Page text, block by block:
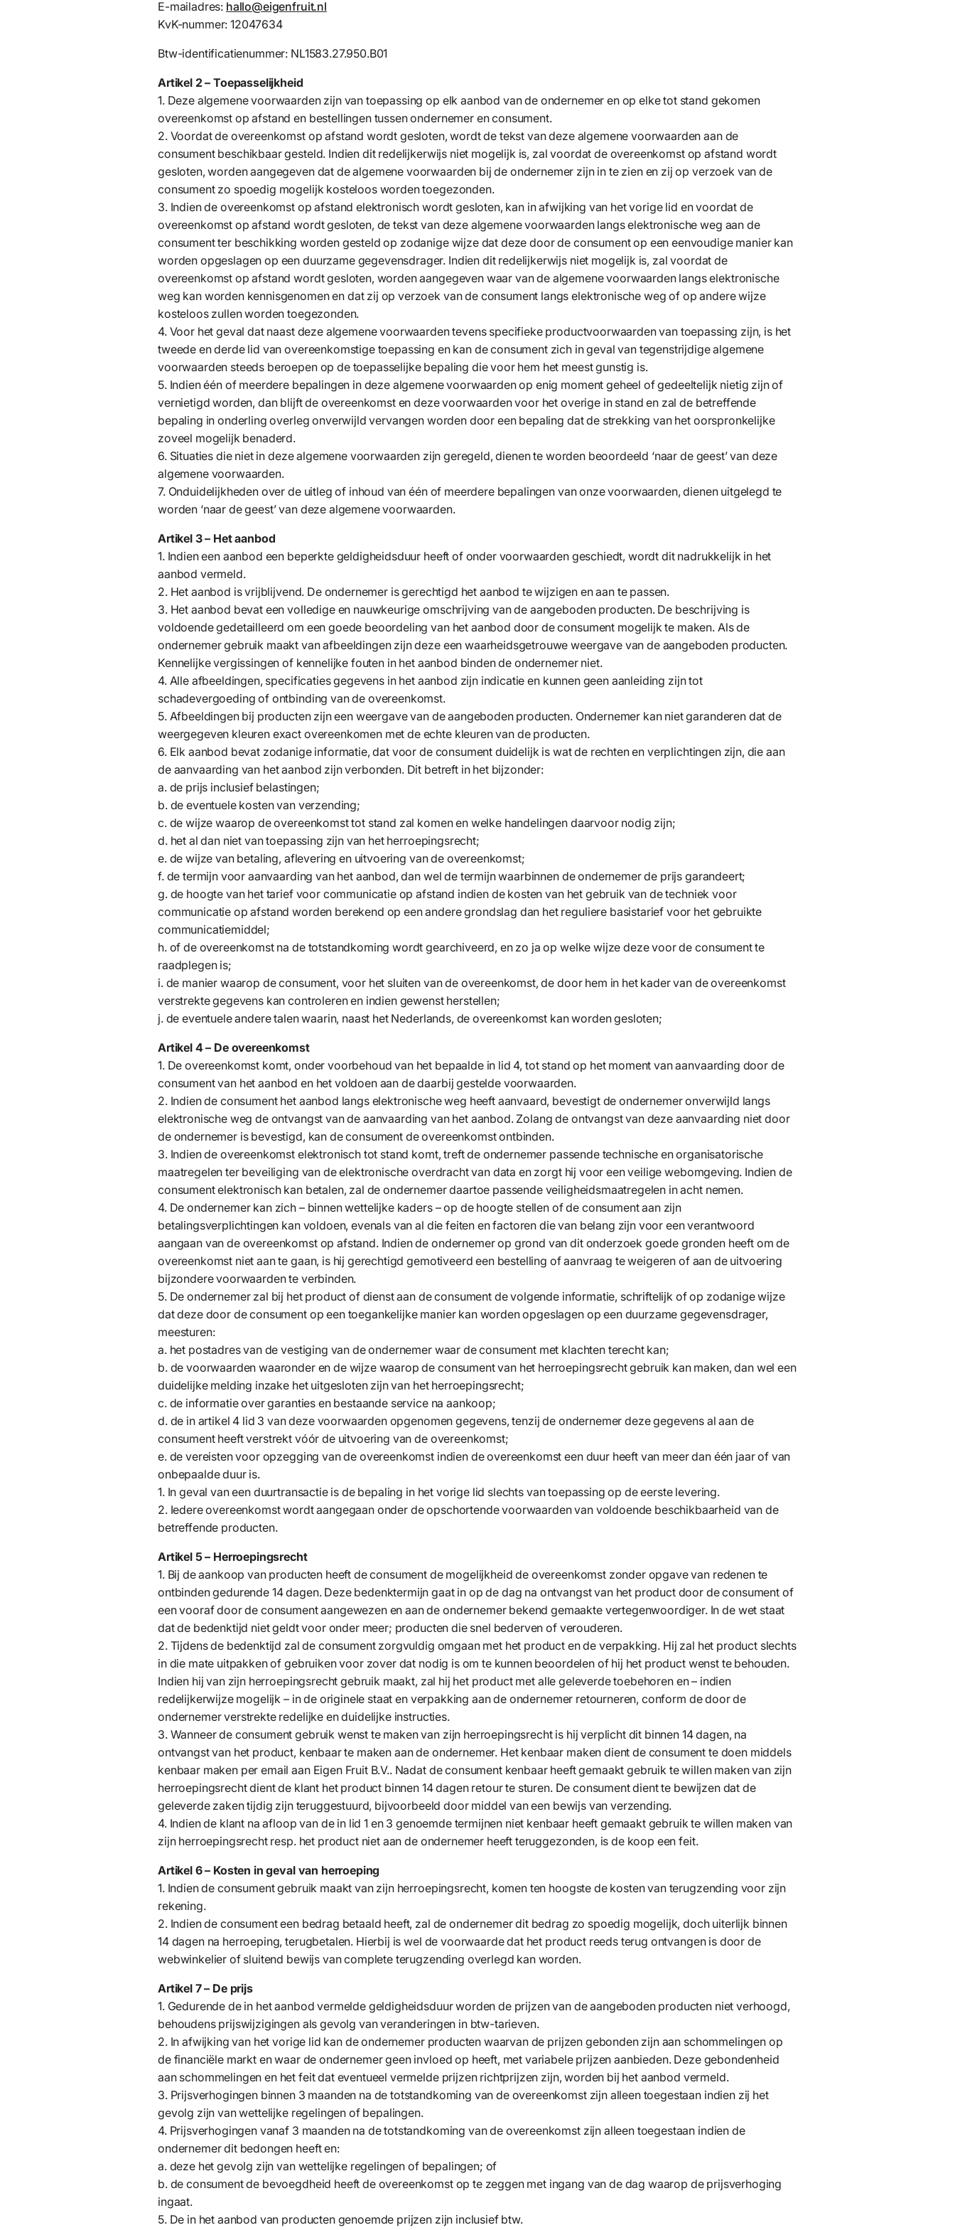
E-mailadres: hallo@eigenfruit.nl
KvK-nummer: 12047634
Btw-identificatienummer: NL1583.27.950.B01
Artikel 2 – Toepasselijkheid
1. Deze algemene voorwaarden zijn van toepassing op elk aanbod van de ondernemer en op elke tot stand gekomen
overeenkomst op afstand en bestellingen tussen ondernemer en consument.
2. Voordat de overeenkomst op afstand wordt gesloten, wordt de tekst van deze algemene voorwaarden aan de
consument beschikbaar gesteld. Indien dit redelijkerwijs niet mogelijk is, zal voordat de overeenkomst op afstand wordt
gesloten, worden aangegeven dat de algemene voorwaarden bij de ondernemer zijn in te zien en zij op verzoek van de
consument zo spoedig mogelijk kosteloos worden toegezonden.
3. Indien de overeenkomst op afstand elektronisch wordt gesloten, kan in afwijking van het vorige lid en voordat de
overeenkomst op afstand wordt gesloten, de tekst van deze algemene voorwaarden langs elektronische weg aan de
consument ter beschikking worden gesteld op zodanige wijze dat deze door de consument op een eenvoudige manier kan
worden opgeslagen op een duurzame gegevensdrager. Indien dit redelijkerwijs niet mogelijk is, zal voordat de
overeenkomst op afstand wordt gesloten, worden aangegeven waar van de algemene voorwaarden langs elektronische
weg kan worden kennisgenomen en dat zij op verzoek van de consument langs elektronische weg of op andere wijze
kosteloos zullen worden toegezonden.
4. Voor het geval dat naast deze algemene voorwaarden tevens specifieke productvoorwaarden van toepassing zijn, is het
tweede en derde lid van overeenkomstige toepassing en kan de consument zich in geval van tegenstrijdige algemene
voorwaarden steeds beroepen op de toepasselijke bepaling die voor hem het meest gunstig is.
5. Indien één of meerdere bepalingen in deze algemene voorwaarden op enig moment geheel of gedeeltelijk nietig zijn of
vernietigd worden, dan blijft de overeenkomst en deze voorwaarden voor het overige in stand en zal de betreffende
bepaling in onderling overleg onverwijld vervangen worden door een bepaling dat de strekking van het oorspronkelijke
zoveel mogelijk benaderd.
6. Situaties die niet in deze algemene voorwaarden zijn geregeld, dienen te worden beoordeeld ‘naar de geest’ van deze
algemene voorwaarden.
7. Onduidelijkheden over de uitleg of inhoud van één of meerdere bepalingen van onze voorwaarden, dienen uitgelegd te
worden ‘naar de geest’ van deze algemene voorwaarden.
Artikel 3 – Het aanbod
1. Indien een aanbod een beperkte geldigheidsduur heeft of onder voorwaarden geschiedt, wordt dit nadrukkelijk in het
aanbod vermeld.
2. Het aanbod is vrijblijvend. De ondernemer is gerechtigd het aanbod te wijzigen en aan te passen.
3. Het aanbod bevat een volledige en nauwkeurige omschrijving van de aangeboden producten. De beschrijving is
voldoende gedetailleerd om een goede beoordeling van het aanbod door de consument mogelijk te maken. Als de
ondernemer gebruik maakt van afbeeldingen zijn deze een waarheidsgetrouwe weergave van de aangeboden producten.
Kennelijke vergissingen of kennelijke fouten in het aanbod binden de ondernemer niet.
4. Alle afbeeldingen, specificaties gegevens in het aanbod zijn indicatie en kunnen geen aanleiding zijn tot
schadevergoeding of ontbinding van de overeenkomst.
5. Afbeeldingen bij producten zijn een weergave van de aangeboden producten. Ondernemer kan niet garanderen dat de
weergegeven kleuren exact overeenkomen met de echte kleuren van de producten.
6. Elk aanbod bevat zodanige informatie, dat voor de consument duidelijk is wat de rechten en verplichtingen zijn, die aan
de aanvaarding van het aanbod zijn verbonden. Dit betreft in het bijzonder:
a. de prijs inclusief belastingen;
b. de eventuele kosten van verzending;
c. de wijze waarop de overeenkomst tot stand zal komen en welke handelingen daarvoor nodig zijn;
d. het al dan niet van toepassing zijn van het herroepingsrecht;
e. de wijze van betaling, aflevering en uitvoering van de overeenkomst;
f. de termijn voor aanvaarding van het aanbod, dan wel de termijn waarbinnen de ondernemer de prijs garandeert;
g. de hoogte van het tarief voor communicatie op afstand indien de kosten van het gebruik van de techniek voor
communicatie op afstand worden berekend op een andere grondslag dan het reguliere basistarief voor het gebruikte
communicatiemiddel;
h. of de overeenkomst na de totstandkoming wordt gearchiveerd, en zo ja op welke wijze deze voor de consument te
raadplegen is;
i. de manier waarop de consument, voor het sluiten van de overeenkomst, de door hem in het kader van de overeenkomst
verstrekte gegevens kan controleren en indien gewenst herstellen;
j. de eventuele andere talen waarin, naast het Nederlands, de overeenkomst kan worden gesloten;
Artikel 4 – De overeenkomst
1. De overeenkomst komt, onder voorbehoud van het bepaalde in lid 4, tot stand op het moment van aanvaarding door de
consument van het aanbod en het voldoen aan de daarbij gestelde voorwaarden.
2. Indien de consument het aanbod langs elektronische weg heeft aanvaard, bevestigt de ondernemer onverwijld langs
elektronische weg de ontvangst van de aanvaarding van het aanbod. Zolang de ontvangst van deze aanvaarding niet door
de ondernemer is bevestigd, kan de consument de overeenkomst ontbinden.
3. Indien de overeenkomst elektronisch tot stand komt, treft de ondernemer passende technische en organisatorische
maatregelen ter beveiliging van de elektronische overdracht van data en zorgt hij voor een veilige webomgeving. Indien de
consument elektronisch kan betalen, zal de ondernemer daartoe passende veiligheidsmaatregelen in acht nemen.
4. De ondernemer kan zich – binnen wettelijke kaders – op de hoogte stellen of de consument aan zijn
betalingsverplichtingen kan voldoen, evenals van al die feiten en factoren die van belang zijn voor een verantwoord
aangaan van de overeenkomst op afstand. Indien de ondernemer op grond van dit onderzoek goede gronden heeft om de
overeenkomst niet aan te gaan, is hij gerechtigd gemotiveerd een bestelling of aanvraag te weigeren of aan de uitvoering
bijzondere voorwaarden te verbinden.
5. De ondernemer zal bij het product of dienst aan de consument de volgende informatie, schriftelijk of op zodanige wijze
dat deze door de consument op een toegankelijke manier kan worden opgeslagen op een duurzame gegevensdrager,
meesturen:
a. het postadres van de vestiging van de ondernemer waar de consument met klachten terecht kan;
b. de voorwaarden waaronder en de wijze waarop de consument van het herroepingsrecht gebruik kan maken, dan wel een
duidelijke melding inzake het uitgesloten zijn van het herroepingsrecht;
c. de informatie over garanties en bestaande service na aankoop;
d. de in artikel 4 lid 3 van deze voorwaarden opgenomen gegevens, tenzij de ondernemer deze gegevens al aan de
consument heeft verstrekt vóór de uitvoering van de overeenkomst;
e. de vereisten voor opzegging van de overeenkomst indien de overeenkomst een duur heeft van meer dan één jaar of van
onbepaalde duur is.
1. In geval van een duurtransactie is de bepaling in het vorige lid slechts van toepassing op de eerste levering.
2. Iedere overeenkomst wordt aangegaan onder de opschortende voorwaarden van voldoende beschikbaarheid van de
betreffende producten.
Artikel 5 – Herroepingsrecht
1. Bij de aankoop van producten heeft de consument de mogelijkheid de overeenkomst zonder opgave van redenen te
ontbinden gedurende 14 dagen. Deze bedenktermijn gaat in op de dag na ontvangst van het product door de consument of
een vooraf door de consument aangewezen en aan de ondernemer bekend gemaakte vertegenwoordiger. In de wet staat
dat de bedenktijd niet geldt voor onder meer; producten die snel bederven of verouderen.
2. Tijdens de bedenktijd zal de consument zorgvuldig omgaan met het product en de verpakking. Hij zal het product slechts
in die mate uitpakken of gebruiken voor zover dat nodig is om te kunnen beoordelen of hij het product wenst te behouden.
Indien hij van zijn herroepingsrecht gebruik maakt, zal hij het product met alle geleverde toebehoren en – indien
redelijkerwijze mogelijk – in de originele staat en verpakking aan de ondernemer retourneren, conform de door de
ondernemer verstrekte redelijke en duidelijke instructies.
3. Wanneer de consument gebruik wenst te maken van zijn herroepingsrecht is hij verplicht dit binnen 14 dagen, na
ontvangst van het product, kenbaar te maken aan de ondernemer. Het kenbaar maken dient de consument te doen middels
kenbaar maken per email aan Eigen Fruit B.V.. Nadat de consument kenbaar heeft gemaakt gebruik te willen maken van zijn
herroepingsrecht dient de klant het product binnen 14 dagen retour te sturen. De consument dient te bewijzen dat de
geleverde zaken tijdig zijn teruggestuurd, bijvoorbeeld door middel van een bewijs van verzending.
4. Indien de klant na afloop van de in lid 1 en 3 genoemde termijnen niet kenbaar heeft gemaakt gebruik te willen maken van
zijn herroepingsrecht resp. het product niet aan de ondernemer heeft teruggezonden, is de koop een feit.
Artikel 6 – Kosten in geval van herroeping
1. Indien de consument gebruik maakt van zijn herroepingsrecht, komen ten hoogste de kosten van terugzending voor zijn
rekening.
2. Indien de consument een bedrag betaald heeft, zal de ondernemer dit bedrag zo spoedig mogelijk, doch uiterlijk binnen
14 dagen na herroeping, terugbetalen. Hierbij is wel de voorwaarde dat het product reeds terug ontvangen is door de
webwinkelier of sluitend bewijs van complete terugzending overlegd kan worden.
Artikel 7 – De prijs
1. Gedurende de in het aanbod vermelde geldigheidsduur worden de prijzen van de aangeboden producten niet verhoogd,
behoudens prijswijzigingen als gevolg van veranderingen in btw-tarieven.
2. In afwijking van het vorige lid kan de ondernemer producten waarvan de prijzen gebonden zijn aan schommelingen op
de financiële markt en waar de ondernemer geen invloed op heeft, met variabele prijzen aanbieden. Deze gebondenheid
aan schommelingen en het feit dat eventueel vermelde prijzen richtprijzen zijn, worden bij het aanbod vermeld.
3. Prijsverhogingen binnen 3 maanden na de totstandkoming van de overeenkomst zijn alleen toegestaan indien zij het
gevolg zijn van wettelijke regelingen of bepalingen.
4. Prijsverhogingen vanaf 3 maanden na de totstandkoming van de overeenkomst zijn alleen toegestaan indien de
ondernemer dit bedongen heeft en:
a. deze het gevolg zijn van wettelijke regelingen of bepalingen; of
b. de consument de bevoegdheid heeft de overeenkomst op te zeggen met ingang van de dag waarop de prijsverhoging
ingaat.
5. De in het aanbod van producten genoemde prijzen zijn inclusief btw.